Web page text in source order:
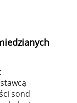
sond